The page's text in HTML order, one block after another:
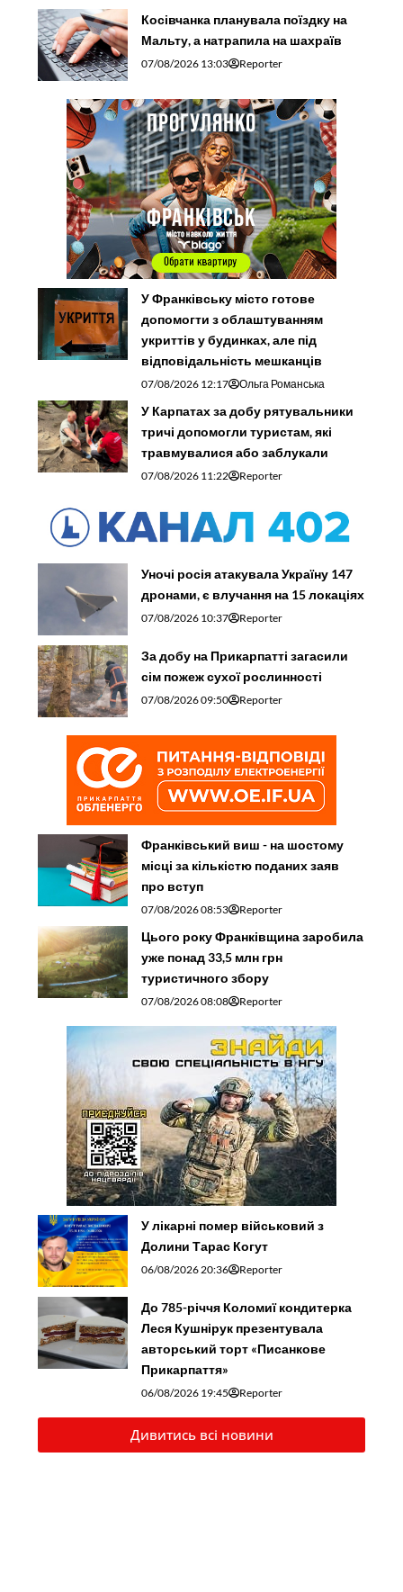
Косівчанка планувала поїздку на
Мальту, а натрапила на шахраїв
07/08/2026 13:03 Reporter
У Франківську місто готове
допомогти з облаштуванням
укриттів у будинках, але під
відповідальність мешканців
07/08/2026 12:17 Ольга Романська
У Карпатах за добу рятувальники
тричі допомогли туристам, які
травмувалися або заблукали
07/08/2026 11:22 Reporter
Уночі росія атакувала Україну 147
дронами, є влучання на 15 локаціях
07/08/2026 10:37 Reporter
За добу на Прикарпатті загасили
сім пожеж сухої рослинності
07/08/2026 09:50 Reporter
Франківський виш - на шостому
місці за кількістю поданих заяв
про вступ
07/08/2026 08:53 Reporter
Цього року Франківщина заробила
уже понад 33,5 млн грн
туристичного збору
07/08/2026 08:08 Reporter
У лікарні помер військовий з
Долини Тарас Когут
06/08/2026 20:36 Reporter
До 785-річчя Коломиї кондитерка
Леся Кушнірук презентувала
авторський торт «Писанкове
Прикарпаття»
06/08/2026 19:45 Reporter
Дивитись всі новини